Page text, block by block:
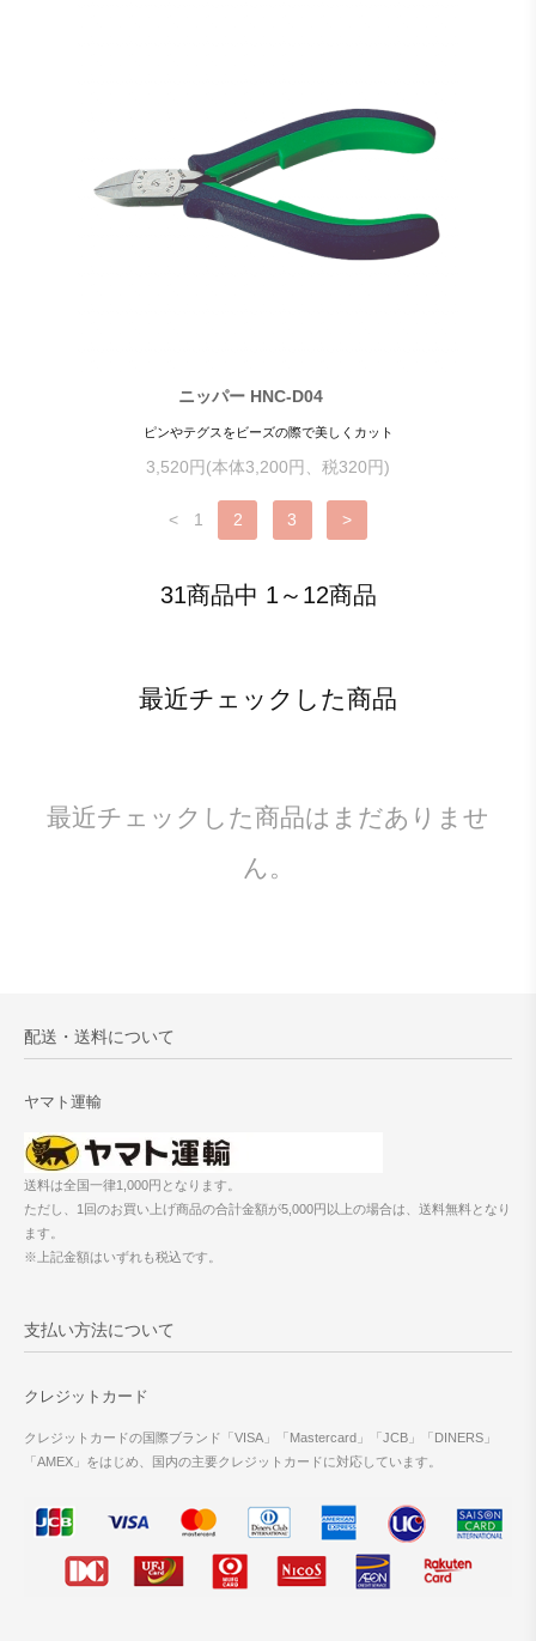
ニッパー HNC-D04
ピンやテグスをビーズの際で美しくカット
3,520円(本体3,200円、税320円)
< 1 2 3 >
31商品中 1～12商品
最近チェックした商品
最近チェックした商品はまだありませ
ん。
配送・送料について
ヤマト運輸
送料は全国一律1,000円となります。
ただし、1回のお買い上げ商品の合計金額が5,000円以上の場合は、送料無料となり
ます。
※上記金額はいずれも税込です。
支払い方法について
クレジットカード
クレジットカードの国際ブランド「VISA」「Mastercard」「JCB」「DINERS」
「AMEX」をはじめ、国内の主要クレジットカードに対応しています。